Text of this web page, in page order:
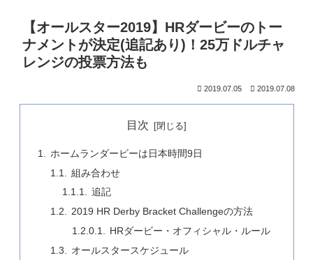
【オールスター2019】HRダービーのトー
ナメントが決定(追記あり)！25万ドルチャ
レンジの投票方法も
2019.07.05 2019.07.08
目次
ホームランダービーは日本時間9日
組み合わせ
追記
2019 HR Derby Bracket Challengeの方法
HRダービー・オフィシャル・ルール
オールスタースケジュール